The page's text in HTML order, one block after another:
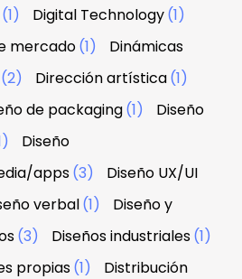
(1) Digital Technology(1)
mercado(1)
Dinámicas
(2) Dirección artística(1)
de packaging(1)
Diseño
Diseño
apps(3)
Diseño UX/UI
verbal(1)
Diseño y
(3) Diseños industriales(1)
propias(1)
Distribución